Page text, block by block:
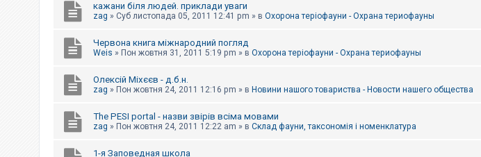
кажани біля людей. приклади уваги
zag » Суб листопада 05, 2011 12:41 pm » в Охорона теріофауни - Охрана териофауны
Червона книга міжнародний погляд
Weis » Пон жовтня 31, 2011 5:19 pm » в Охорона теріофауни - Охрана териофауны
Олексій Міхєєв - д.б.н.
zag » Пон жовтня 24, 2011 12:16 pm » в Новини нашого товариства - Новости нашего общества
The PESI portal - назви звірів всіма мовами
zag » Пон жовтня 24, 2011 12:22 am » в Склад фауни, таксономія і номенклатура
1-я Заповедная школа